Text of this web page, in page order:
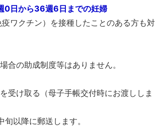
0日から36週6日までの妊婦
ワクチン）を接種したことのある方も対
合の助成制度等はありません。
受け取る（母子手帳交付時にお渡ししま
以降に郵送します。